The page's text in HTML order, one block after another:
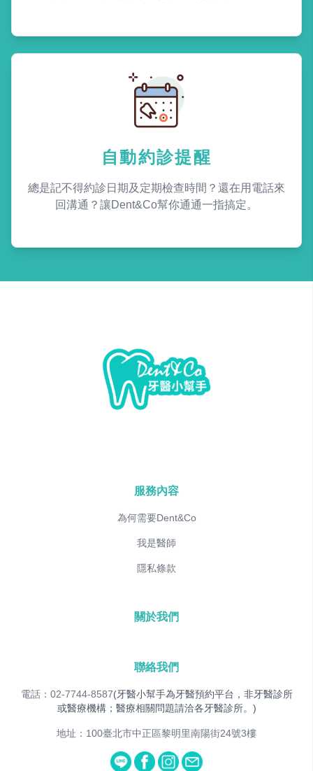
自動約診提醒
總是記不得約診日期及定期檢查時間？還在用電話來
回溝通？讓Dent&Co幫你通通一指搞定。
服務內容
為何需要Dent&Co
我是醫師
隱私條款
關於我們
聯絡我們
電話：02-7744-8587(牙醫小幫手為牙醫預約平台，非牙醫診所
或醫療機構；醫療相關問題請洽各牙醫診所。)
地址：100臺北市中正區黎明里南陽街24號3樓